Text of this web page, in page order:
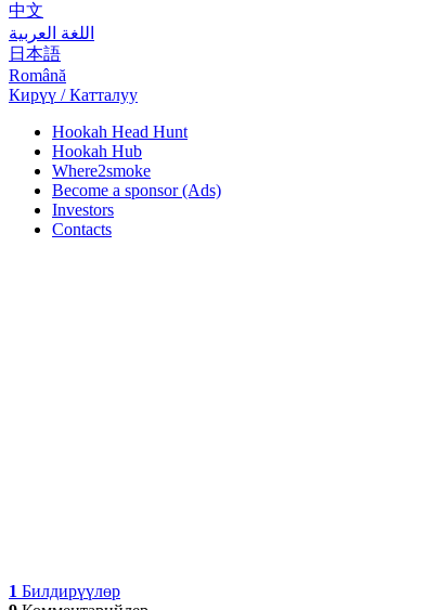
中文
اللغة العربية
日本語
Română
Кирүү / Катталуу
Hookah Head Hunt
Hookah Hub
Where2smoke
Become a sponsor (Ads)
Investors
Contacts
1 Билдирүүлөр